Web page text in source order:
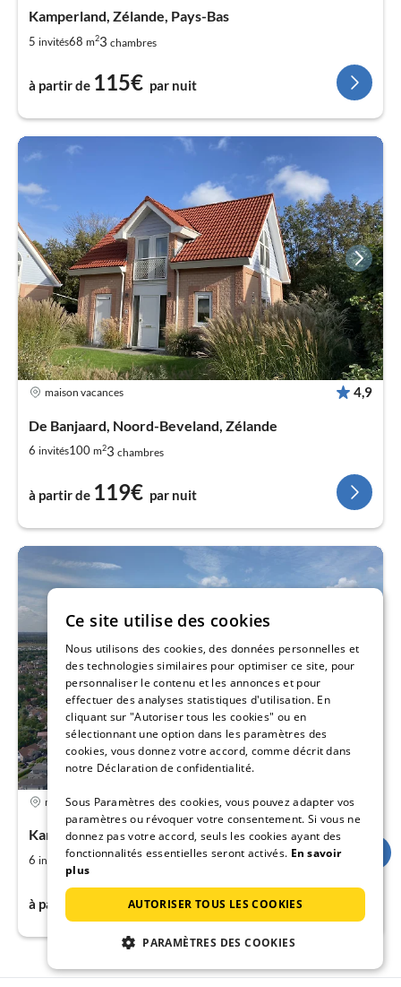
Kamperland, Zélande, Pays-Bas
5 invités68 m23 chambres
à partir de 115€ par nuit
maison vacances 4,9
De Banjaard, Noord-Beveland, Zélande
6 invités100 m23 chambres
à partir de 119€ par nuit
maison vacances 5,0
Kamperland, Zélande, Pays-Bas
6 invités105m23chambres
à partir de 264€ par nuit
Ce site utilise des cookies
Nous utilisons des cookies, des données personnelles et
des technologies similaires pour optimiser ce site, pour
personnaliser le contenu et les annonces et pour
effectuer des analyses statistiques d'utilisation. En
cliquant sur "Autoriser tous les cookies" ou en
sélectionnant une option dans les paramètres des
cookies, vous donnez votre accord, comme décrit dans
notre Déclaration de confidentialité.
Sous Paramètres des cookies, vous pouvez adapter vos
paramètres ou révoquer votre consentement. Si vous ne
donnez pas votre accord, seuls les cookies ayant des
fonctionnalités essentielles seront activés. En savoir
plus
AUTORISER TOUS LES COOKIES
PARAMÈTRES DES COOKIES